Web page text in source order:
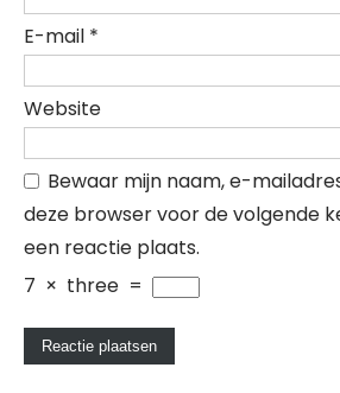
E-mail *
Website
Bewaar mijn naam, e-
deze browser voor de volgende
een reactie plaats.
7 × three =